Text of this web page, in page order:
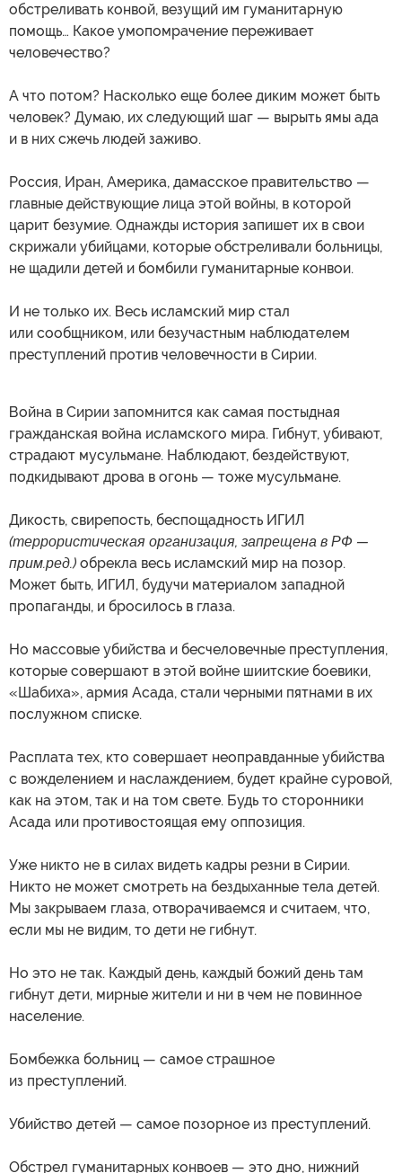
обстреливать конвой, везущий им гуманитарную
помощь… Какое умопомрачение переживает
человечество?
А что потом? Насколько еще более диким может быть
человек? Думаю, их следующий шаг — вырыть ямы ада
и в них сжечь людей заживо.
Россия, Иран, Америка, дамасское правительство —
главные действующие лица этой войны, в которой
царит безумие. Однажды история запишет их в свои
скрижали убийцами, которые обстреливали больницы,
не щадили детей и бомбили гуманитарные конвои.
И не только их. Весь исламский мир стал
или сообщником, или безучастным наблюдателем
преступлений против человечности в Сирии.
Война в Сирии запомнится как самая постыдная
гражданская война исламского мира. Гибнут, убивают,
страдают мусульмане. Наблюдают, бездействуют,
подкидывают дрова в огонь — тоже мусульмане.
Дикость, свирепость, беспощадность ИГИЛ
(террористическая организация, запрещена в РФ —
прим.ред.) обрекла весь исламский мир на позор.
Может быть, ИГИЛ, будучи материалом западной
пропаганды, и бросилось в глаза.
Но массовые убийства и бесчеловечные преступления,
которые совершают в этой войне шиитские боевики,
«Шабиха», армия Асада, стали черными пятнами в их
послужном списке.
Расплата тех, кто совершает неоправданные убийства
с вожделением и наслаждением, будет крайне суровой,
как на этом, так и на том свете. Будь то сторонники
Асада или противостоящая ему оппозиция.
Уже никто не в силах видеть кадры резни в Сирии.
Никто не может смотреть на бездыханные тела детей.
Мы закрываем глаза, отворачиваемся и считаем, что,
если мы не видим, то дети не гибнут.
Но это не так. Каждый день, каждый божий день там
гибнут дети, мирные жители и ни в чем не повинное
население.
Бомбежка больниц — самое страшное
из преступлений.
Убийство детей — самое позорное из преступлений.
Обстрел гуманитарных конвоев — это дно, нижний